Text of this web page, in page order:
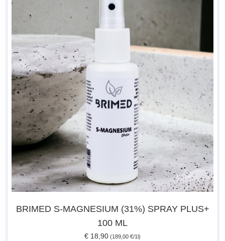
BRIMED S-MAGNESIUM (31%) SPRAY PLUS+
100 ML
€ 18,90 (189,00 €/1l)